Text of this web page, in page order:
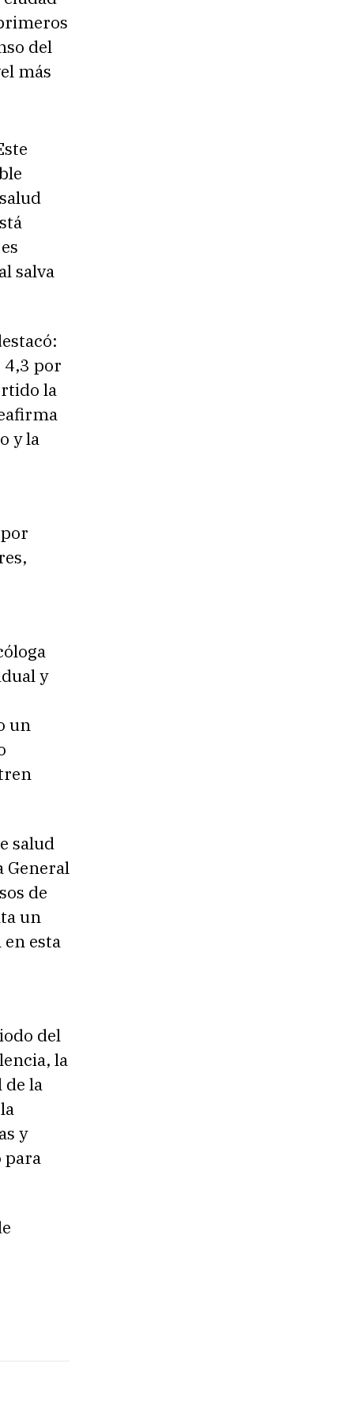
del
más
salva
4,3 por
la
y la
y
un
salud
General
de
un
esta
del
la
de la
y
para